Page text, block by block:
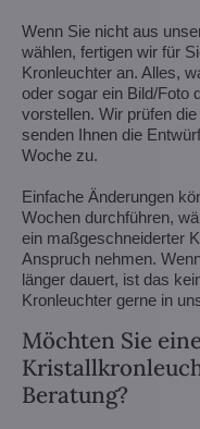
Wenn Sie nicht aus
wählen, fertigen wir für
Kronleuchter an. Alles,
oder sogar ein Bild/Foto
vorstellen. Wir prüfen
senden Ihnen die
Woche zu.
Einfache Änderungen
Wochen durchführen,
ein maßgeschneiderter
Anspruch nehmen.
länger dauert, ist das
Kronleuchter gerne in
Möchten Sie
Beratung?